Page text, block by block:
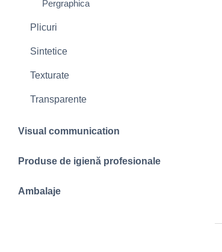
Pergraphica
Plicuri
Sintetice
Texturate
Transparente
Visual communication
Produse de igienă profesionale
Ambalaje